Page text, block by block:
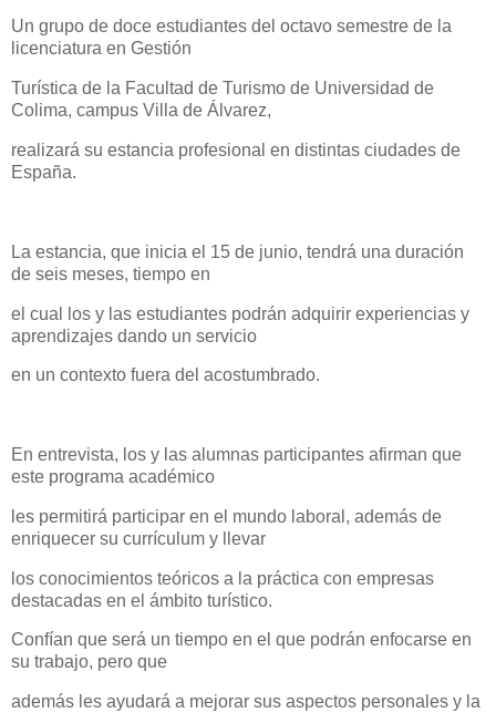
Un grupo de doce estudiantes del octavo semestre de la
licenciatura en Gestión
Turística de la Facultad de Turismo de Universidad de
Colima, campus Villa de Álvarez,
realizará su estancia profesional en distintas ciudades de
España.
La estancia, que inicia el 15 de junio, tendrá una duración
de seis meses, tiempo en
el cual los y las estudiantes podrán adquirir experiencias y
aprendizajes dando un servicio
en un contexto fuera del acostumbrado.
En entrevista, los y las alumnas participantes afirman que
este programa académico
les permitirá participar en el mundo laboral, además de
enriquecer su currículum y llevar
los conocimientos teóricos a la práctica con empresas
destacadas en el ámbito turístico.
Confían que será un tiempo en el que podrán enfocarse en
su trabajo, pero que
además les ayudará a mejorar sus aspectos personales y la